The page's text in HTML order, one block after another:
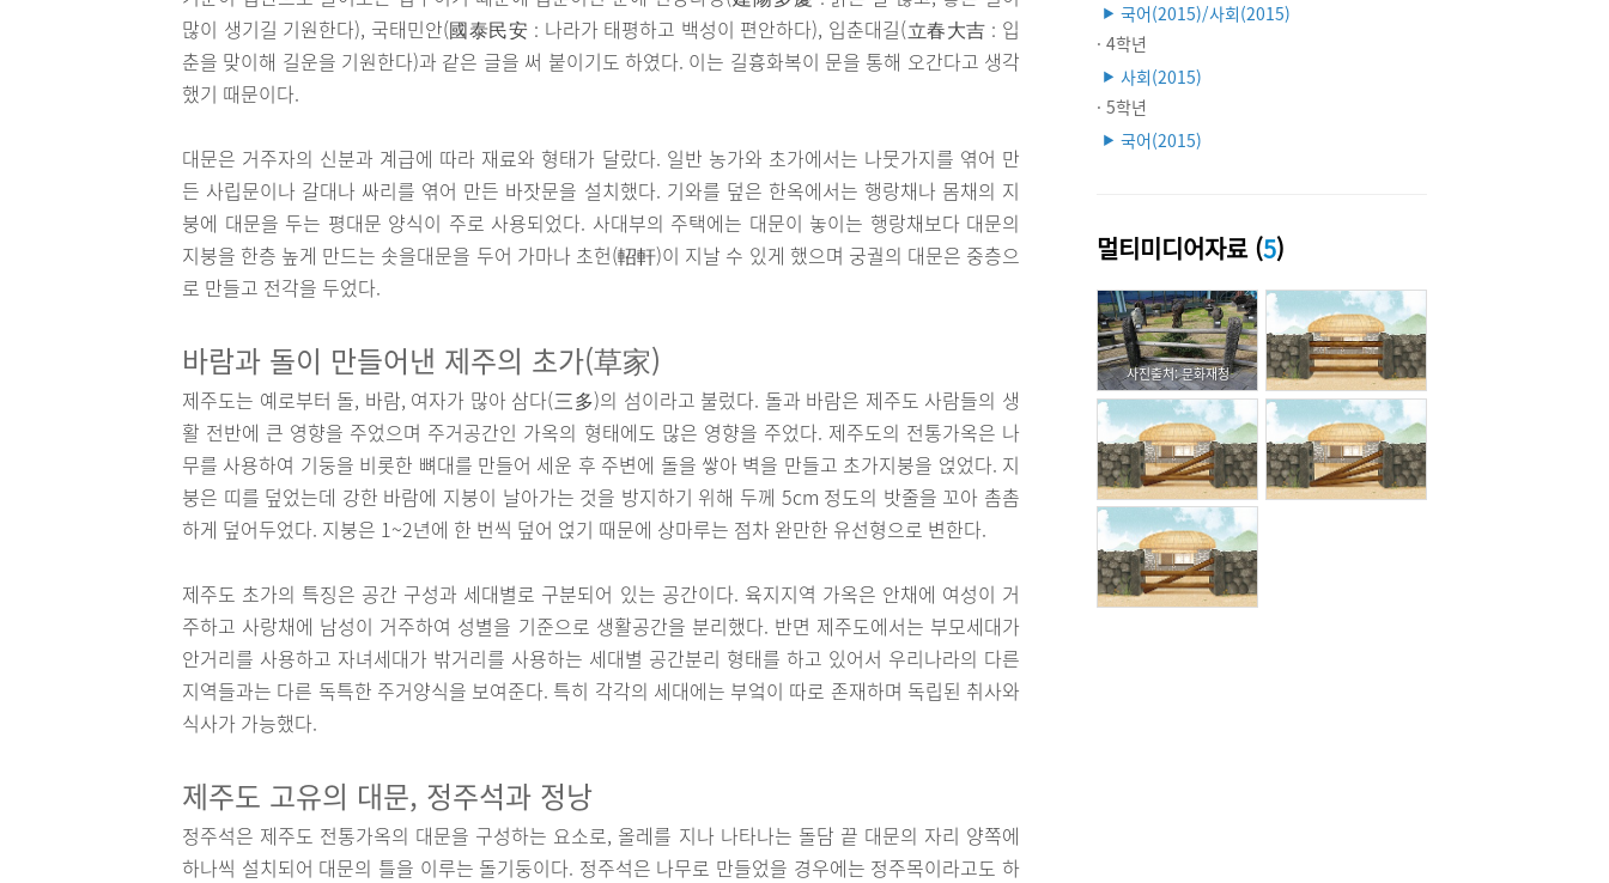
많이 생기길 기원한다), 국태민안(國泰民安 : 나라가 태평하고 백성이 편안하다), 입춘대길(立春大吉 : 입
춘을 맞이해 길운을 기원한다)과 같은 글을 써 붙이기도 하였다. 이는 길흉화복이 문을 통해 오간다고 생각
했기 때문이다.
대문은 거주자의 신분과 계급에 따라 재료와 형태가 달랐다. 일반 농가와 초가에서는 나뭇가지를 엮어 만
든 사립문이나 갈대나 싸리를 엮어 만든 바잣문을 설치했다. 기와를 덮은 한옥에서는 행랑채나 몸채의 지
붕에 대문을 두는 평대문 양식이 주로 사용되었다. 사대부의 주택에는 대문이 놓이는 행랑채보다 대문의
지붕을 한층 높게 만드는 솟을대문을 두어 가마나 초헌(軺軒)이 지날 수 있게 했으며 궁궐의 대문은 중층으
로 만들고 전각을 두었다.
바람과 돌이 만들어낸 제주의 초가(草家)
제주도는 예로부터 돌, 바람, 여자가 많아 삼다(三多)의 섬이라고 불렀다. 돌과 바람은 제주도 사람들의 생
활 전반에 큰 영향을 주었으며 주거공간인 가옥의 형태에도 많은 영향을 주었다. 제주도의 전통가옥은 나
무를 사용하여 기둥을 비롯한 뼈대를 만들어 세운 후 주변에 돌을 쌓아 벽을 만들고 초가지붕을 얹었다. 지
붕은 띠를 덮었는데 강한 바람에 지붕이 날아가는 것을 방지하기 위해 두께 5cm 정도의 밧줄을 꼬아 촘촘
하게 덮어두었다. 지붕은 1~2년에 한 번씩 덮어 얹기 때문에 상마루는 점차 완만한 유선형으로 변한다.
제주도 초가의 특징은 공간 구성과 세대별로 구분되어 있는 공간이다. 육지지역 가옥은 안채에 여성이 거
주하고 사랑채에 남성이 거주하여 성별을 기준으로 생활공간을 분리했다. 반면 제주도에서는 부모세대가
안거리를 사용하고 자녀세대가 밖거리를 사용하는 세대별 공간분리 형태를 하고 있어서 우리나라의 다른
지역들과는 다른 독특한 주거양식을 보여준다. 특히 각각의 세대에는 부엌이 따로 존재하며 독립된 취사와
식사가 가능했다.
제주도 고유의 대문, 정주석과 정낭
정주석은 제주도 전통가옥의 대문을 구성하는 요소로, 올레를 지나 나타나는 돌담 끝 대문의 자리 양쪽에
하나씩 설치되어 대문의 틀을 이루는 돌기둥이다. 정주석은 나무로 만들었을 경우에는 정주목이라고도 하
▶ 국어(2015)/사회(2015)
· 4학년
▶ 사회(2015)
· 5학년
▶ 국어(2015)
멀티미디어자료 (5)
사진출처: 문화재청